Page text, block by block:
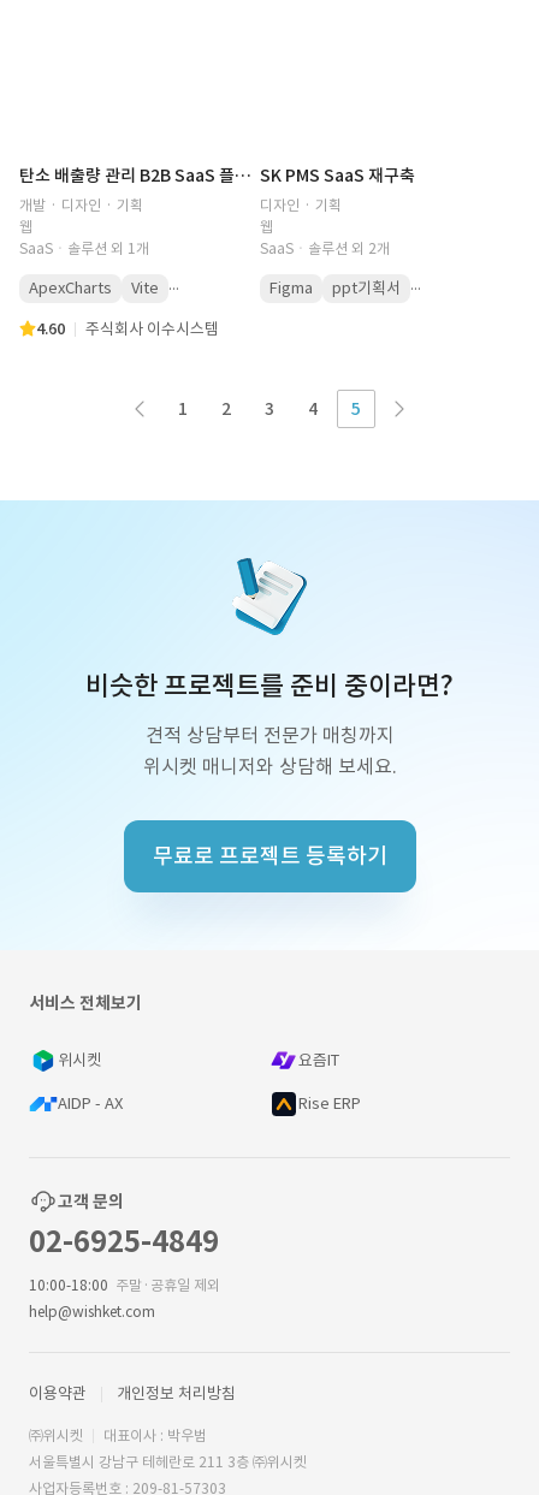
탄소 배출량 관리 B2B SaaS 플랫폼
개발 · 디자인 · 기획
웹
SaaSㆍ솔루션 외 1개
ApexCharts Vite ...
4.60 주식회사 이수시스템
SK PMS SaaS 재구축
디자인 · 기획
웹
SaaSㆍ솔루션 외 2개
Figma ppt기획서 ...
1 2 3 4 5
비슷한 프로젝트를 준비 중이라면?
견적 상담부터 전문가 매칭까지
위시켓 매니저와 상담해 보세요.
무료로 프로젝트 등록하기
서비스 전체보기
위시켓 요즘IT
AIDP - AX Rise ERP
고객 문의
02-6925-4849
10:00-18:00 주말·공휴일 제외
help@wishket.com
이용약관 개인정보 처리방침
㈜위시켓
대표이사 : 박우범
서울특별시 강남구 테헤란로 211 3층 ㈜위시켓
사업자등록번호 : 209-81-57303